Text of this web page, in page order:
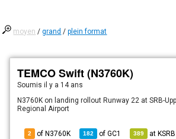
moyen /grand /plein format
TEMCO Swift (N3760K)
Soumisil y a 14 ans
N3760K on landing rollout Runway 22 at SRB-
Regional Airport
2 of N3760K 182 ofGC1 389 atKSRB